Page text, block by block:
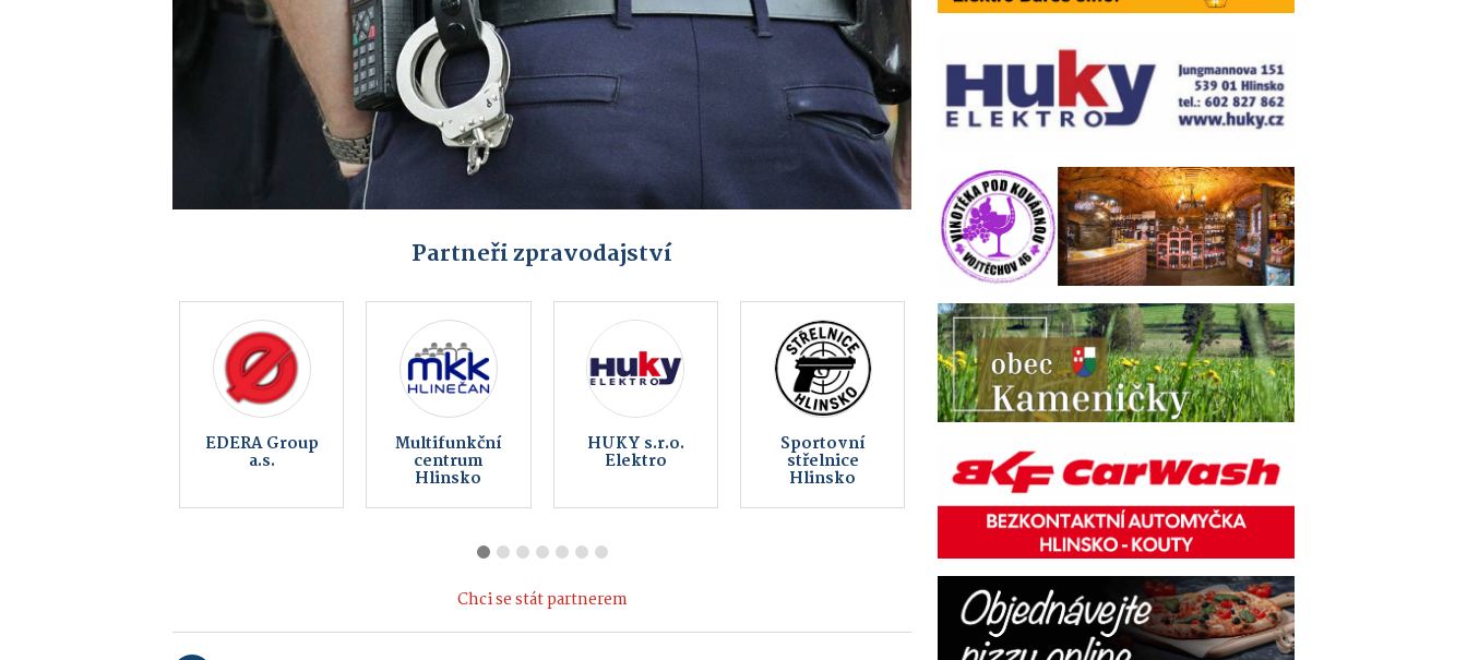
Partneři zpravodajství
KS Fight Gym
Hlinsko
Obec
Kameničky
Backer Elektro
CZ a.s., Backer
Peklo
Čertovina
Chci se stát partnerem